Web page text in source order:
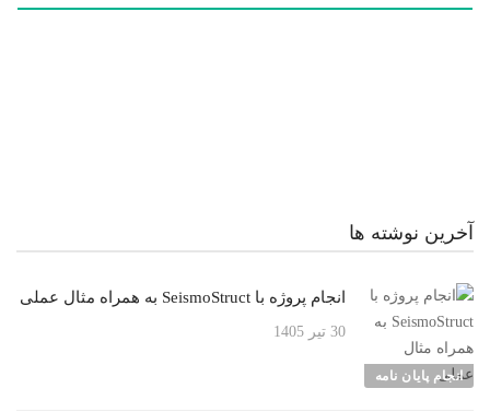
آخرین نوشته ها
انجام پایان نامه
انجام پروژه با SeismoStruct به همراه مثال عملی
30 تیر 1405